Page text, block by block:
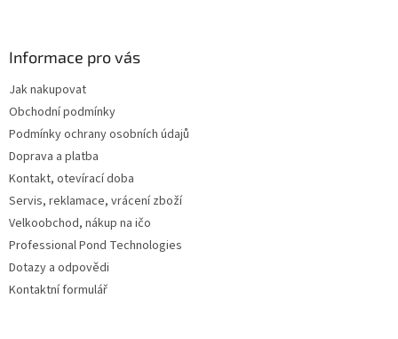
Informace pro vás
Jak nakupovat
Obchodní podmínky
Podmínky ochrany osobních údajů
Doprava a platba
Kontakt, otevírací doba
Servis, reklamace, vrácení zboží
Velkoobchod, nákup na ičo
Professional Pond Technologies
Dotazy a odpovědi
Kontaktní formulář